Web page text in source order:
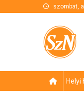
szombat,
Helyi